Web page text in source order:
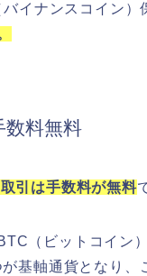
イナンスコイン）
料無料
引は手数料が無料
（ビットコイン
基軸通貨となり、